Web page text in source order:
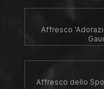
Affresco
Affresco dello